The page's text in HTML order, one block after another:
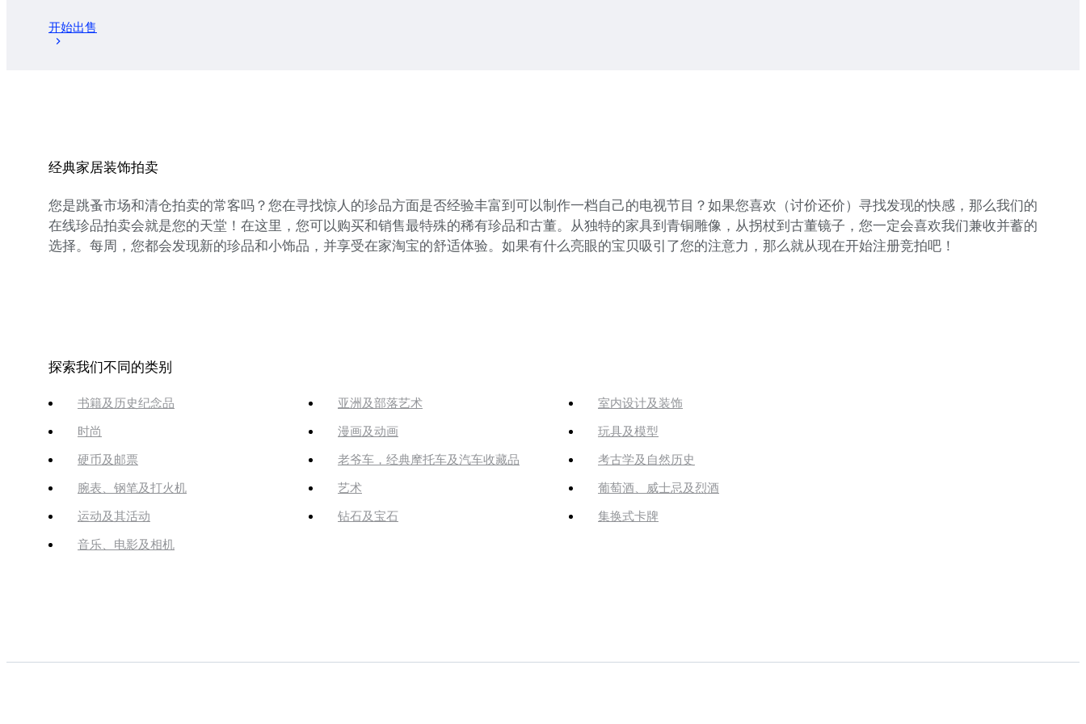
开始出售
经典家居装饰拍卖
您是跳蚤市场和清仓拍卖的常客吗？您在寻找惊人的珍品方面是否经验丰富到可以制作一档自己的电视节目？如果您喜欢（讨价还价）寻找发现的快感，那么我们的
在线珍品拍卖会就是您的天堂！在这里，您可以购买和销售最特殊的稀有珍品和古董。从独特的家具到青铜雕像，从拐杖到古董镜子，您一定会喜欢我们兼收并蓄的
选择。每周，您都会发现新的珍品和小饰品，并享受在家淘宝的舒适体验。如果有什么亮眼的宝贝吸引了您的注意力，那么就从现在开始注册竞拍吧！
探索我们不同的类别
书籍及历史纪念品 亚洲及部落艺术 室内设计及装饰
时尚 漫画及动画 玩具及模型
硬币及邮票 老爷车，经典摩托车及汽车收藏品 考古学及自然历史
腕表、钢笔及打火机 艺术 葡萄酒、威士忌及烈酒
运动及其活动 钻石及宝石 集换式卡牌
音乐、电影及相机